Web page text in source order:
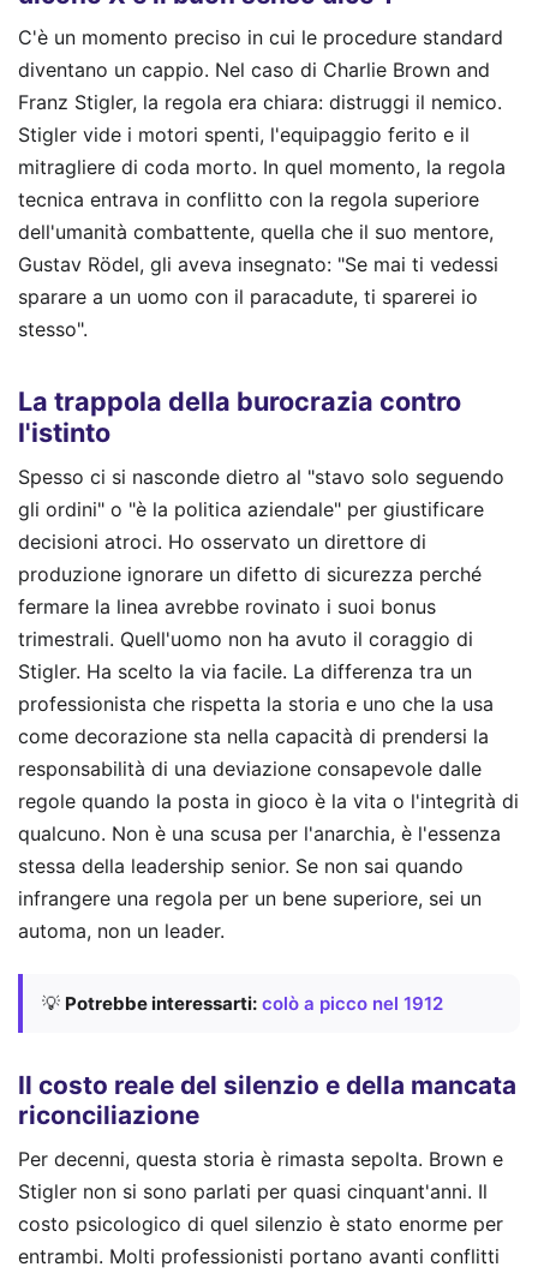
C'è un momento preciso in cui le procedure standard
diventano un cappio. Nel caso di Charlie Brown and
Franz Stigler, la regola era chiara: distruggi il nemico.
Stigler vide i motori spenti, l'equipaggio ferito e il
mitragliere di coda morto. In quel momento, la regola
tecnica entrava in conflitto con la regola superiore
dell'umanità combattente, quella che il suo mentore,
Gustav Rödel, gli aveva insegnato: "Se mai ti vedessi
sparare a un uomo con il paracadute, ti sparerei io
stesso".
La trappola della burocrazia contro
l'istinto
Spesso ci si nasconde dietro al "stavo solo seguendo
gli ordini" o "è la politica aziendale" per giustificare
decisioni atroci. Ho osservato un direttore di
produzione ignorare un difetto di sicurezza perché
fermare la linea avrebbe rovinato i suoi bonus
trimestrali. Quell'uomo non ha avuto il coraggio di
Stigler. Ha scelto la via facile. La differenza tra un
professionista che rispetta la storia e uno che la usa
come decorazione sta nella capacità di prendersi la
responsabilità di una deviazione consapevole dalle
regole quando la posta in gioco è la vita o l'integrità di
qualcuno. Non è una scusa per l'anarchia, è l'essenza
stessa della leadership senior. Se non sai quando
infrangere una regola per un bene superiore, sei un
automa, non un leader.
💡 Potrebbe interessarti: colò a picco nel 1912
Il costo reale del silenzio e della mancata
riconciliazione
Per decenni, questa storia è rimasta sepolta. Brown e
Stigler non si sono parlati per quasi cinquant'anni. Il
costo psicologico di quel silenzio è stato enorme per
entrambi. Molti professionisti portano avanti conflitti